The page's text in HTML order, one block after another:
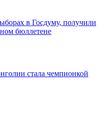
в Госдуму, получили
бюллетене
стала чемпионкой